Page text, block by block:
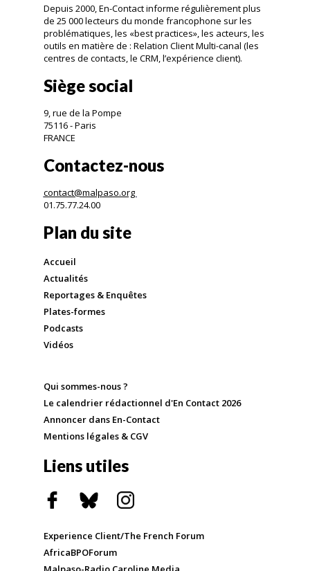
Depuis 2000, En-Contact informe régulièrement plus
de 25 000 lecteurs du monde francophone sur les
problématiques, les «best practices», les acteurs, les
outils en matière de : Relation Client Multi-canal (les
centres de contacts, le CRM, l’expérience client).
Siège social
9, rue de la Pompe
75116 - Paris
FRANCE
Contactez-nous
contact@malpaso.org
01.75.77.24.00
Plan du site
Accueil
Actualités
Reportages & Enquêtes
Plates-formes
Podcasts
Vidéos
Qui sommes-nous ?
Le calendrier rédactionnel d'En Contact 2026
Annoncer dans En-Contact
Mentions légales & CGV
Liens utiles
Experience Client/The French Forum
AfricaBPOForum